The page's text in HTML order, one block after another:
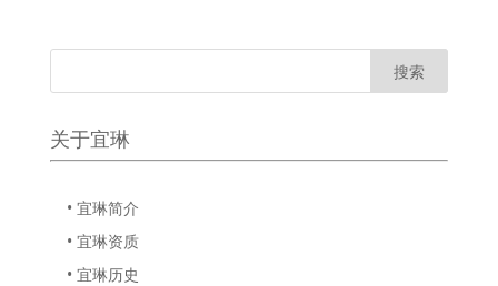
关于宜琳
• 宜琳简介
• 宜琳资质
• 宜琳历史